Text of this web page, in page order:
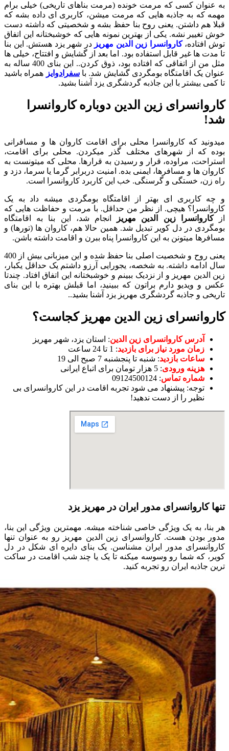
به عنوان کسی که مرمت خونده (مرمت بناهای تاریخی) خیلی برام
مهمه که به جاذبه هایی که مرمت میشن، کاربری ای داده بشه که
قبلا هم داشتن. یعنی روح بنا حفظ بشه و شخصیتی که داشته دست
خوش تغییر نشه. یکی از بهترین نمونه هایی که خوشبختانه این اتفاق
توش افتاده،کاروانسرا زین الدین مهریز در شهر یزد هستش. این بنا
تا مدت ها غیر قابل استفاده بود. اما بعد از گشایش و افتتاح، خیلی ها
مثل من از اتفاقی که افتاده بود، ذوق کردن.. این بنای 400 ساله به
عنوان یک اقامتگاه بومگردی گشایش شد. باسفرادوایز همراه باشید
تا کمی بیشتر با این جاذبه گردشگری یزد آشنا بشید.
کاروانسرای زین الدین دوباره کاروانسرا
شد!
میدونید که کاروانسرا محلی برای اقامت کاروان ها و مسافرانی
بوده که از شهرهای مختلف گذر میکردن. محلی برای اقامت،
استراحت، مراوده، قرار و رسیدن به قرارها. محلی که میتونست به
کاروان ها و مسافرها، ایمنی بده. امنیت دربرابر گرما یا سرما، دزد و
راه زن، خستگی و گرسنگی. خب این کاربرد کاروانسرا است.
و چه کاربری ای بهتر از اقامتگاه بومگردی میشه داد به یک
کاروانسرا؟ هیچی. از نظر من حداقل. با مرمت و حفاظت هایی که
ازکاروانسرا زین الدین مهریز
انجام شد، این بنا به اقامتگاه
بومگردی در دل کویر تبدیل شد. همین حالا هم، کاروان ها (تورها) و
مسافرها میتونن به این کاروانسرا پناه ببرن و اقامت داشته باشن.
یعنی روح و شخصیت اصلی بنا حفظ شده و این میزبانی بیش از 400
سال ادامه داشته. به شخصه، یجورایی آرزو داشتم یک حداقل یکبار،
زین الدین مهریز و از نزدیک ببینم و خوشبختانه این اتفاق افتاد. چندتا
عکس و ویدیو دارم براتون که ببینید، اما قبلش بهتره با این بنای
تاریخی و جاذبه گردشگری مهریز یزد آشنا بشید..
کاروانسرای زین الدین مهریز کجاست؟
آدرس کاروانسرای زین الدین: استان یزد، شهر مهریز
زمان مورد نیاز برای بازدید: 1 تا 24 ساعت
ساعات بازدید: شنبه تا پنجشنبه 7 صبح الی 19
هزینه ورودی: 5 هزار تومان برای اتباع ایرانی
شماره تماس: 09124500124
توجه: پیشنهاد می شود تجربه اقامت در این کاروانسرای بی
نظیر را از دست ندهید!
تنها کاروانسرای مدور ایران در مهریز یزد
هر بنا، به یک ویژگی خاصی شناخته میشه. مهمترین ویژگی این بنا،
مدور بودن هست. کاروانسرای زین الدین مهریز رو به عنوان تنها
کاروانسرای مدور ایران مشناسن. یک بنای دایره ای شکل در دل
کویر، که شما رو وسوسه میکنه تا یک یا چند شب اقامت در ساکت
ترین جاذبه ایران رو تجربه کنید.